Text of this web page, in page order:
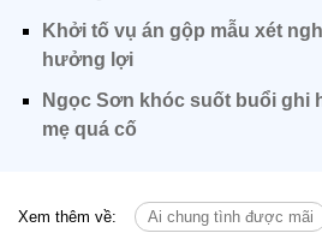
Khởi tố vụ án gộp mẫu xét
hưởng lợi
Ngọc Sơn khóc suốt buổi ghi
mẹ quá cố
Xem thêm về: Ai chung tình được mãi